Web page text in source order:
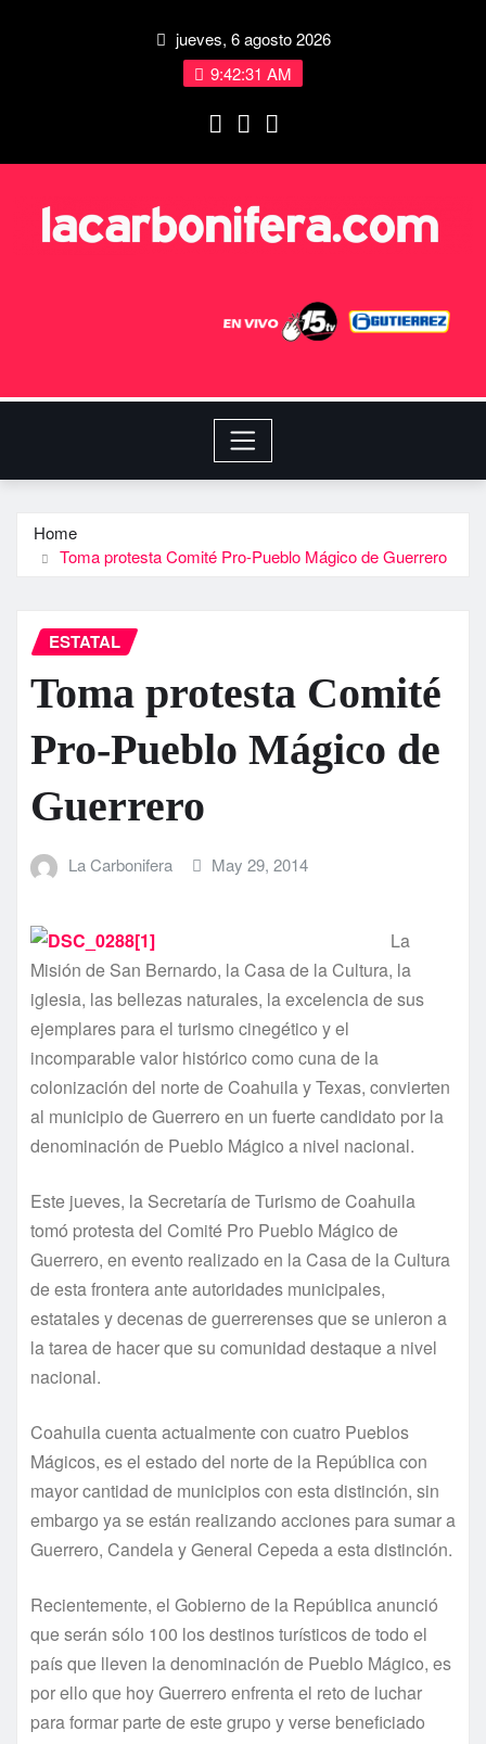
jueves, 6 agosto 2026
9:42:32 AM
Home
Toma protesta Comité Pro-Pueblo Mágico de Guerrero
ESTATAL
Toma protesta Comité
Pro-Pueblo Mágico de
Guerrero
La Carbonifera May 29, 2014
La
Misión de San Bernardo, la Casa de la Cultura, la
iglesia, las bellezas naturales, la excelencia de sus
ejemplares para el turismo cinegético y el
incomparable valor histórico como cuna de la
colonización del norte de Coahuila y Texas, convierten
al municipio de Guerrero en un fuerte candidato por la
denominación de Pueblo Mágico a nivel nacional.
Este jueves, la Secretarí­a de Turismo de Coahuila
tomó protesta del Comité Pro Pueblo Mágico de
Guerrero, en evento realizado en la Casa de la Cultura
de esta frontera ante autoridades municipales,
estatales y decenas de guerrerenses que se unieron a
la tarea de hacer que su comunidad destaque a nivel
nacional.
Coahuila cuenta actualmente con cuatro Pueblos
Mágicos, es el estado del norte de la República con
mayor cantidad de municipios con esta distinción, sin
embargo ya se están realizando acciones para sumar a
Guerrero, Candela y General Cepeda a esta distinción.
Recientemente, el Gobierno de la República anunció
que serán sólo 100 los destinos turí­sticos de todo el
paí­s que lleven la denominación de Pueblo Mágico, es
por ello que hoy Guerrero enfrenta el reto de luchar
para formar parte de este grupo y verse beneficiado